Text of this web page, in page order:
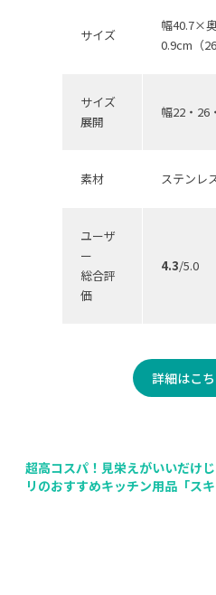
サイズ
幅40.7×
0.9cm（
サイズ
展開
幅22・26
素材 ステンレ
ユーザ
ー
総合評
価
4.3/5.0
詳細はこ
超高コスパ！見栄えがいいだけ
リのおすすめキッチン用品「スキ